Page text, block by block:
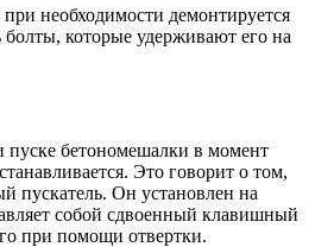
необходимости демонтируется
которые удерживают его на
пуске бетономешалки в момент
Это говорит о том,
пускатель. Он установлен на
собой сдвоенный клавишный
при помощи отвертки.